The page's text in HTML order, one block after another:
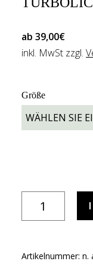
ab 39,00€
inkl. MwSt zzgl.
Größe
Artikelnummer: n.